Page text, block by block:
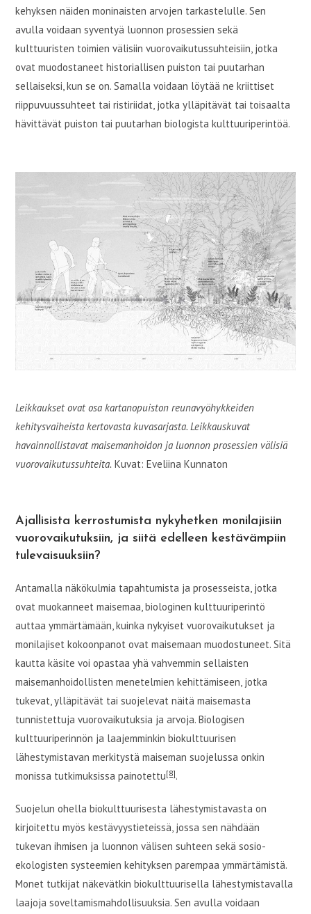
kehyksen näiden moninaisten arvojen tarkastelulle. Sen
avulla voidaan syventyä luonnon prosessien sekä
kulttuuristen toimien välisiin vuorovaikutussuhteisiin, jotka
ovat muodostaneet historiallisen puiston tai puutarhan
sellaiseksi, kun se on. Samalla voidaan löytää ne kriittiset
riippuvuussuhteet tai ristiriidat, jotka ylläpitävät tai toisaalta
hävittävät puiston tai puutarhan biologista kulttuuriperintöä.
Leikkaukset ovat osa kartanopuiston reunavyöhykkeiden
kehitysvaiheista kertovasta kuvasarjasta. Leikkauskuvat
havainnollistavat maisemanhoidon ja luonnon prosessien välisiä
vuorovaikutussuhteita. Kuvat: Eveliina Kunnaton
Ajallisista kerrostumista nykyhetken monilajisiin
vuorovaikutuksiin, ja siitä edelleen kestävämpiin
tulevaisuuksiin?
Antamalla näkökulmia tapahtumista ja prosesseista, jotka
ovat muokanneet maisemaa, biologinen kulttuuriperintö
auttaa ymmärtämään, kuinka nykyiset vuorovaikutukset ja
monilajiset kokoonpanot ovat maisemaan muodostuneet. Sitä
kautta käsite voi opastaa yhä vahvemmin sellaisten
maisemanhoidollisten menetelmien kehittämiseen, jotka
tukevat, ylläpitävät tai suojelevat näitä maisemasta
tunnistettuja vuorovaikutuksia ja arvoja. Biologisen
kulttuuriperinnön ja laajemminkin biokulttuurisen
lähestymistavan merkitystä maiseman suojelussa onkin
monissa tutkimuksissa painotettu[8].
Suojelun ohella biokulttuurisesta lähestymistavasta on
kirjoitettu myös kestävyystieteissä, jossa sen nähdään
tukevan ihmisen ja luonnon välisen suhteen sekä sosio-
ekologisten systeemien kehityksen parempaa ymmärtämistä.
Monet tutkijat näkevätkin biokulttuurisella lähestymistavalla
laajoja soveltamismahdollisuuksia. Sen avulla voidaan